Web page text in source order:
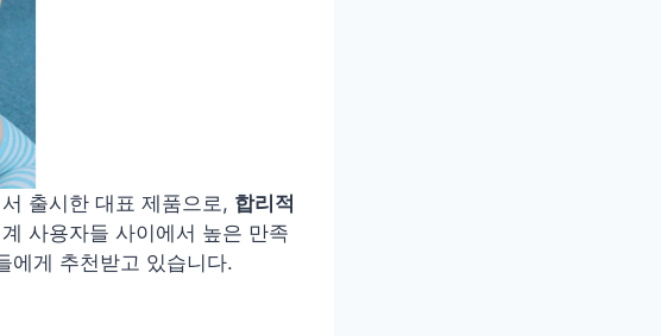
출시한 대표 제품으로, 합리적
사용자들 사이에서 높은 만족
에게 추천받고 있습니다.